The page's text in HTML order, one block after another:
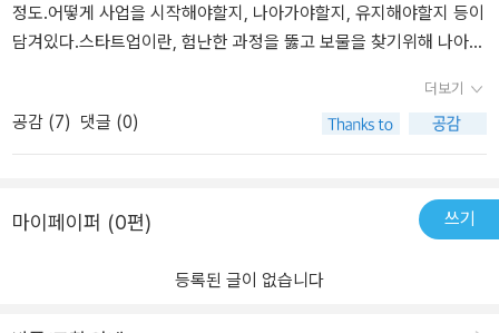
정도.어떻게 사업을 시작해야할지, 나아가야할지, 유지해야할지 등이
담겨있다.스타트업이란, 험난한 과정을 뚫고 보물을 찾기위해 나아가
더보기
공감 (7) 댓글 (0)
마이페이퍼 (0편) 쓰기
등록된 글이 없습니다